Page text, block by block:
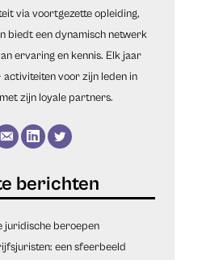
via voortgezette opleiding,
biedt een dynamisch netwerk
ervaring en kennis. Elk jaar
activiteiten voor zijn leden in
zijn loyale partners.
juridische beroepen
een sfeerbeeld